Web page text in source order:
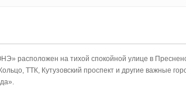
расположен на тихой спокойной улице в
ТТК, Кутузовский проспект и другие важные